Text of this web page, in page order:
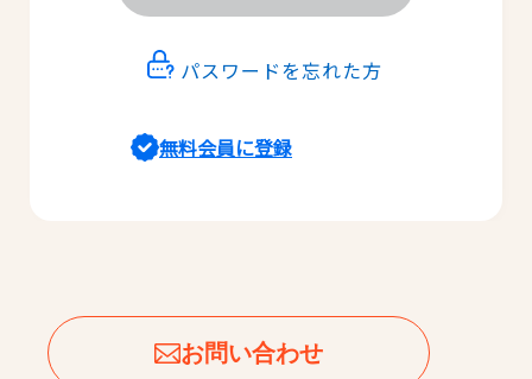
パスワードを忘れた方
無料会員に登録
お問い合わせ